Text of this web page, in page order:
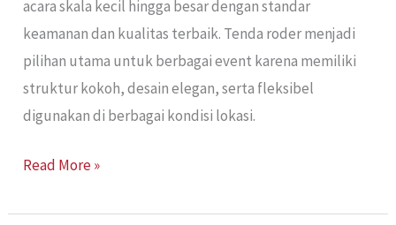
acara skala kecil hingga besar dengan standar
keamanan dan kualitas terbaik. Tenda roder menjadi
pilihan utama untuk berbagai event karena memiliki
struktur kokoh, desain elegan, serta fleksibel
digunakan di berbagai kondisi lokasi.
Read More »